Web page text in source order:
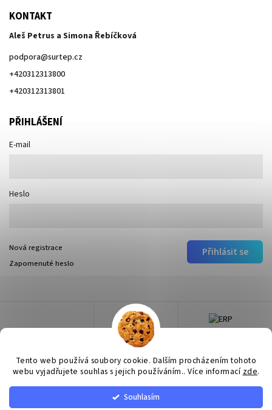
Tento web používá soubory cookie. Dalším procházením tohoto
webu vyjadřujete souhlas s jejich používáním.. Více informací zde.
Souhlasím
KONTAKT
Aleš Petrus a Simona Řebíčková
podpora@surtep.cz
+420312313800
+420312313801
PŘIHLÁŠENÍ
E-mail
Heslo
Přihlásit se
Nová registrace
Zapomenuté heslo
Surtep. Všechna práva vyhrazena.